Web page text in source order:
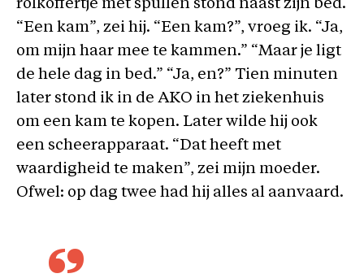
rolkoffertje met spullen stond naast zijn bed.
“Een kam”, zei hij. “Een kam?”, vroeg ik. “Ja,
om mijn haar mee te kammen.” “Maar je ligt
de hele dag in bed.” “Ja, en?” Tien minuten
later stond ik in de AKO in het ziekenhuis
om een kam te kopen. Later wilde hij ook
een scheerapparaat. “Dat heeft met
waardigheid te maken”, zei mijn moeder.
Ofwel: op dag twee had hij alles al aanvaard.